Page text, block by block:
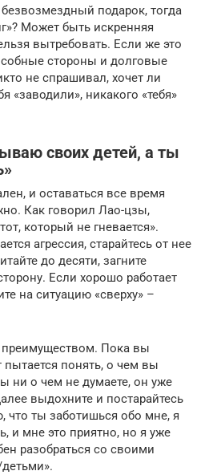
подарок, тогда
Может быть искренняя
вытребовать. Если же это
стороны и долговые
не спрашивал, хочет ли
«заводили», никакого «тебя»
своих детей, а ты
и оставаться все время
Как говорил Лао-цзы,
который не гневается».
агрессия, старайтесь от нее
до десяти, загните
Если хорошо работает
на ситуацию «сверху» –
преимуществом. Пока вы
понять, о чем вы
ни о чем не думаете, он уже
выдохните и постарайтесь
что ты заботишься обо мне, я
и мне это приятно, но я уже
разобраться со своими